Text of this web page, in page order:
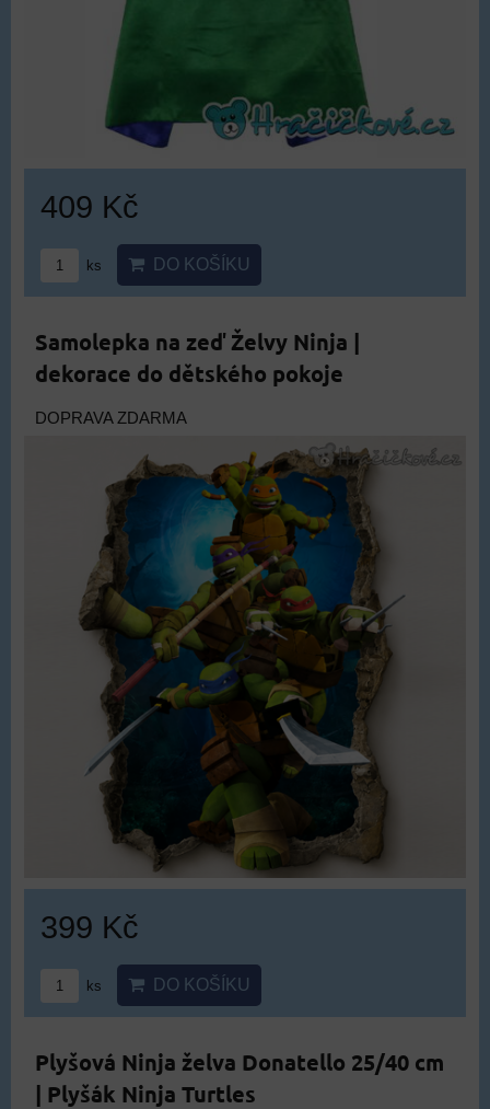
409 Kč
ks DO KOŠÍKU
Samolepka na zeď Želvy Ninja |
dekorace do dětského pokoje
DOPRAVA ZDARMA
399 Kč
ks DO KOŠÍKU
Plyšová Ninja želva Donatello 25/40 cm
| Plyšák Ninja Turtles